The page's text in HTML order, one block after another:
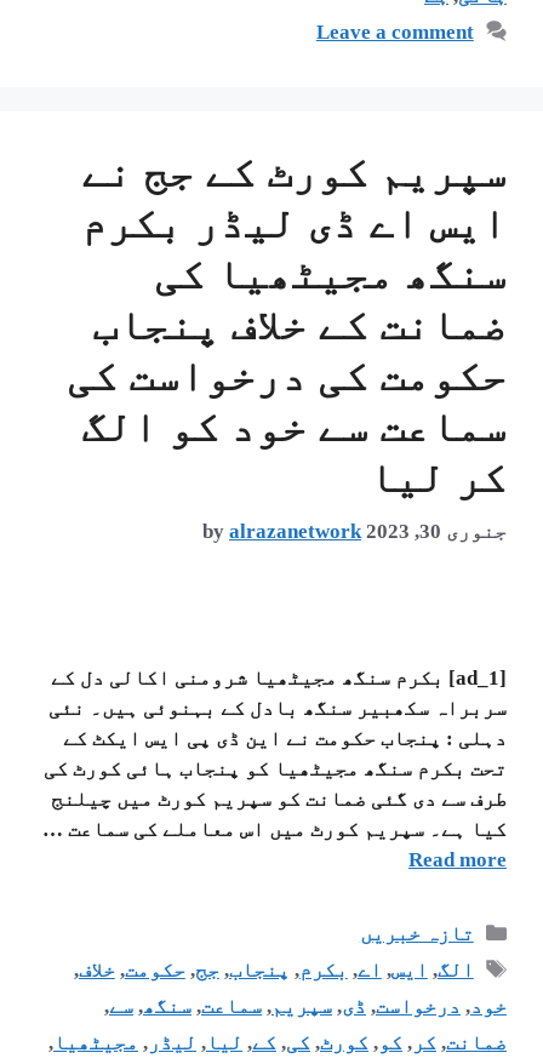
Leave a comment
سپریم کورٹ کے جج نے
ایس اے ڈی لیڈر بکرم
سنگھ مجیٹھیا کی
ضمانت کے خلاف پنجاب
حکومت کی درخواست کی
سماعت سے خود کو الگ
کر لیا
جنوری 30, 2023 by alrazanetwork
[ad_1] بکرم سنگھ مجیٹھیا شرومنی اکالی دل کے
سربراہ سکھبیر سنگھ بادل کے بہنوئی ہیں۔ نئی
دہلی : پنجاب حکومت نے این ڈی پی ایس ایکٹ کے
تحت بکرم سنگھ مجیٹھیا کو پنجاب ہائی کورٹ کی
طرف سے دی گئی ضمانت کو سپریم کورٹ میں چیلنج
کیا ہے۔ سپریم کورٹ میں اس معاملے کی سماعت …
Read more
تازہ خبریں
الگ, ایس, اے, بکرم, پنجاب,جج,حکومت,خلاف,
خود, درخواست, ڈی, سپریم, سماعت, سنگھ, سے,
ضمانت, کر , کو, کورٹ, کی, کے, لیا , لیڈر , مجیٹھیا ,